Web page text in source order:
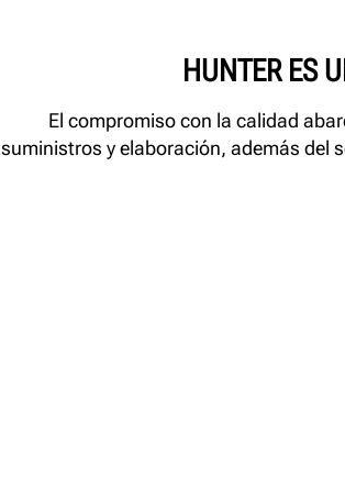
HUNTER ES
El compromiso con la calidad
suministros y elaboración, además del